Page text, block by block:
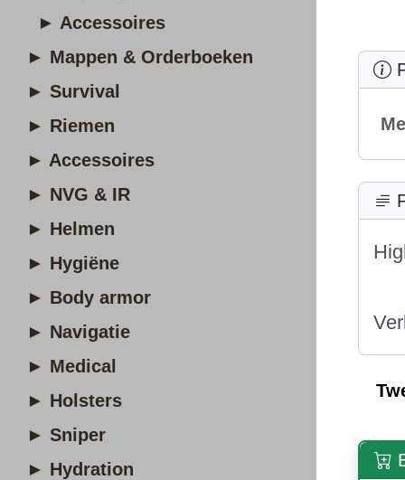
► Accessoires
► Mappen & Orderboeken
► Survival
► Riemen
► Accessoires
► NVG & IR
► Helmen
► Hygiëne
► Body armor
► Navigatie
► Medical
► Holsters
► Sniper
► Hydration